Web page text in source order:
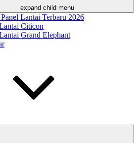
expand child menu
Lantai Terbaru 2026
Citicon
Grand Elephant